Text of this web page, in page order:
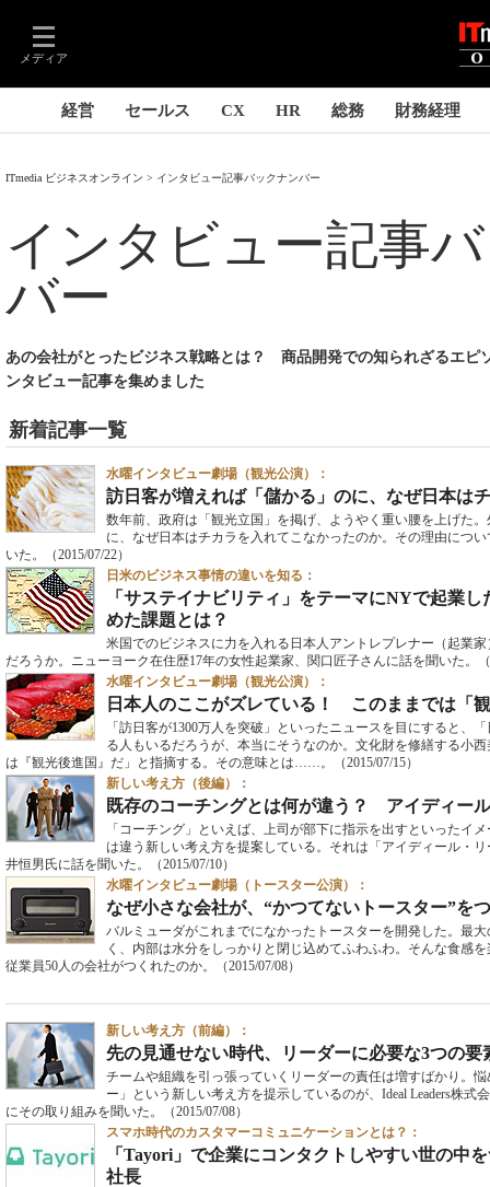
メディア
経営 セールス CX HR 総務 財務経理
ITmedia ビジネスオンライン インタビュー記事バックナンバー
インタビュー記事
バー
あの会社がとったビジネス戦略とは？ 商品開発での知られざるエ
ンタビュー記事を集めました
新着記事一覧
水曜インタビュー劇場（観光公演）：
訪日客が増えれば「儲かる」のに、なぜ日本は
数年前、政府は「観光立国」を掲げ、ようやく重い腰を上げた
に、なぜ日本はチカラを入れてこなかったのか。その理由につ
いた。
（2015/07/22）
日米のビジネス事情の違いを知る：
「サステイナビリティ」をテーマにNYで起業
めた課題とは？
米国でのビジネスに力を入れる日本人アントレプレナー（起業
だろうか。ニューヨーク在住歴17年の女性起業家、関口匠子さんに話を聞いた。
水曜インタビュー劇場（観光公演）：
日本人のここがズレている！ このままでは「
「訪日客が1300万人を突破」といったニュースを目にすると、
る人もいるだろうが、本当にそうなのか。文化財を修繕する小
は『観光後進国』だ」と指摘する。その意味とは……。
（2015/07/15）
新しい考え方（後編）：
既存のコーチングとは何が違う？ アイディー
「コーチング」といえば、上司が部下に指示を出すといったイ
は違う新しい考え方を提案している。それは「アイディール・
井恒男氏に話を聞いた。
（2015/07/10）
水曜インタビュー劇場（トースター公演）：
なぜ小さな会社が、“かつてないトースター”を
バルミューダがこれまでになかったトースターを開発した。最
く、内部は水分をしっかりと閉じ込めてふわふわ。そんな食感
従業員50人の会社がつくれたのか。
（2015/07/08）
新しい考え方（前編）：
先の見通せない時代、リーダーに必要な3つの要
チームや組織を引っ張っていくリーダーの責任は増すばかり。
ー」という新しい考え方を提示しているのが、Ideal Leaders株式
にその取り組みを聞いた。
（2015/07/08）
スマホ時代のカスタマーコミュニケーションとは？：
「Tayori」で企業にコンタクトしやすい世の
社長